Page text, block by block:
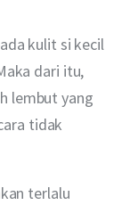
kulit si kecil
dari itu,
lembut yang
tidak
terlalu